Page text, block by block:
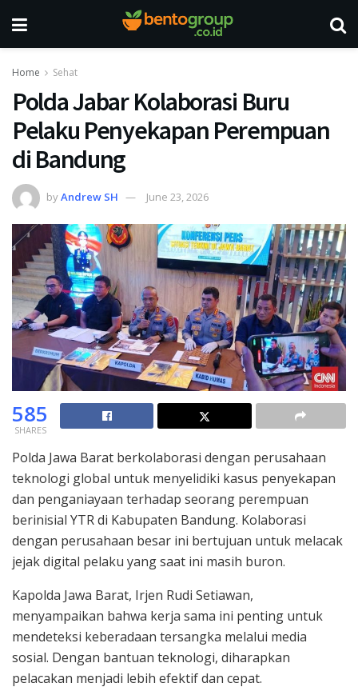
Home Sehat
Polda Jabar Kolaborasi Buru
Pelaku Penyekapan Perempuan
di Bandung
byAndrew SH June 23, 2026
585
SHARES
Polda Jawa Barat berkolaborasi dengan perusahaan
teknologi global untuk menyelidiki kasus penyekapan
dan penganiayaan terhadap seorang perempuan
berinisial YTR di Kabupaten Bandung. Kolaborasi
dengan perusahaan besar ini bertujuan untuk melacak
jejak digital pelaku yang saat ini masih buron.
Kapolda Jawa Barat, Irjen Rudi Setiawan,
menyampaikan bahwa kerja sama ini penting untuk
mendeteksi keberadaan tersangka melalui media
sosial. Dengan bantuan teknologi, diharapkan
pelacakan menjadi lebih efektif dan cepat.